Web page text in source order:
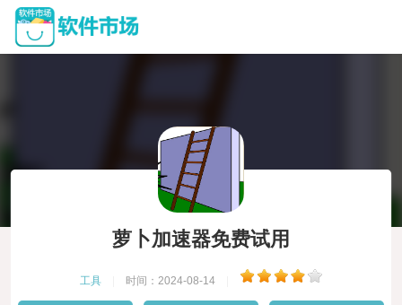
萝卜加速器免费试用
工具 时间：2024-08-14